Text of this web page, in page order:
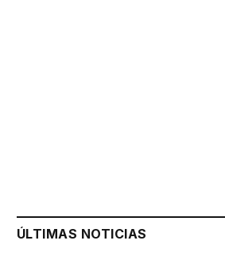
ÚLTIMAS NOTICIAS